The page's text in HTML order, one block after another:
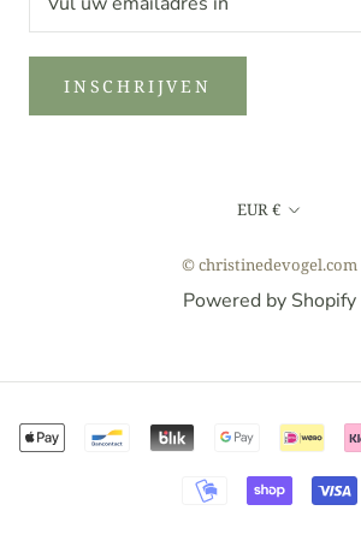
INSCHRIJVEN
Valuta
EUR €
© christinedevogel.com
Powered by Shopify